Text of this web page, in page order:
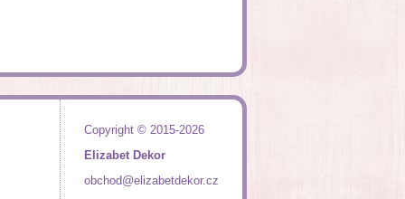
Copyright © 2015-2026
Elizabet Dekor
obchod@elizabetdekor.cz